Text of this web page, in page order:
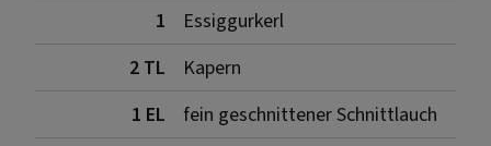
1
Essiggurkerl
2 TL
Kapern
1 EL
fein geschnittener Schnittlauch